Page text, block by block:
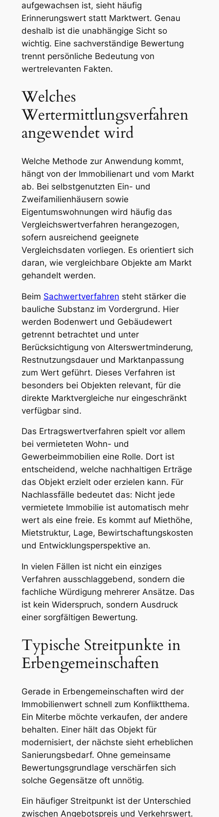
aufgewachsen ist, sieht häufig
Erinnerungswert statt Marktwert. Genau
deshalb ist die unabhängige Sicht so
wichtig. Eine sachverständige Bewertung
trennt persönliche Bedeutung von
wertrelevanten Fakten.
Welches
Wertermittlungsverfahren
angewendet wird
Welche Methode zur Anwendung kommt,
hängt von der Immobilienart und vom Markt
ab. Bei selbstgenutzten Ein- und
Zweifamilienhäusern sowie
Eigentumswohnungen wird häufig das
Vergleichswertverfahren herangezogen,
sofern ausreichend geeignete
Vergleichsdaten vorliegen. Es orientiert sich
daran, wie vergleichbare Objekte am Markt
gehandelt werden.
Beim Sachwertverfahren steht stärker die
bauliche Substanz im Vordergrund. Hier
werden Bodenwert und Gebäudewert
getrennt betrachtet und unter
Berücksichtigung von Alterswertminderung,
Restnutzungsdauer und Marktanpassung
zum Wert geführt. Dieses Verfahren ist
besonders bei Objekten relevant, für die
direkte Marktvergleiche nur eingeschränkt
verfügbar sind.
Das Ertragswertverfahren spielt vor allem
bei vermieteten Wohn- und
Gewerbeimmobilien eine Rolle. Dort ist
entscheidend, welche nachhaltigen Erträge
das Objekt erzielt oder erzielen kann. Für
Nachlassfälle bedeutet das: Nicht jede
vermietete Immobilie ist automatisch mehr
wert als eine freie. Es kommt auf Miethöhe,
Mietstruktur, Lage, Bewirtschaftungskosten
und Entwicklungsperspektive an.
In vielen Fällen ist nicht ein einziges
Verfahren ausschlaggebend, sondern die
fachliche Würdigung mehrerer Ansätze. Das
ist kein Widerspruch, sondern Ausdruck
einer sorgfältigen Bewertung.
Typische Streitpunkte in
Erbengemeinschaften
Gerade in Erbengemeinschaften wird der
Immobilienwert schnell zum Konfliktthema.
Ein Miterbe möchte verkaufen, der andere
behalten. Einer hält das Objekt für
modernisiert, der nächste sieht erheblichen
Sanierungsbedarf. Ohne gemeinsame
Bewertungsgrundlage verschärfen sich
solche Gegensätze oft unnötig.
Ein häufiger Streitpunkt ist der Unterschied
zwischen Angebotspreis und Verkehrswert.